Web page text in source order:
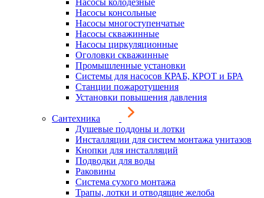
Насосы колодезные
Насосы консольные
Насосы многоступенчатые
Насосы скважинные
Насосы циркуляционные
Оголовки скважинные
Промышленные установки
Системы для насосов КРАБ, КРОТ и БРА
Станции пожаротушения
Установки повышения давления
Сантехника
Душевые поддоны и лотки
Инсталляции для систем монтажа унитазов
Кнопки для инсталляций
Подводки для воды
Раковины
Система сухого монтажа
Трапы, лотки и отводящие желоба